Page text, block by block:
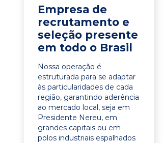
Empresa de
recrutamento e
seleção presente
em todo o Brasil
Nossa operação é
estruturada para se adaptar
às particularidades de cada
região, garantindo aderência
ao mercado local, seja em
Presidente Nereu, em
grandes capitais ou em
polos industriais espalhados